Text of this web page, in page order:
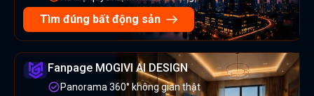
Tìm đúng bất động sản
Fanpage MOGIVI AI DESIGN
Panorama 360° không gian thật